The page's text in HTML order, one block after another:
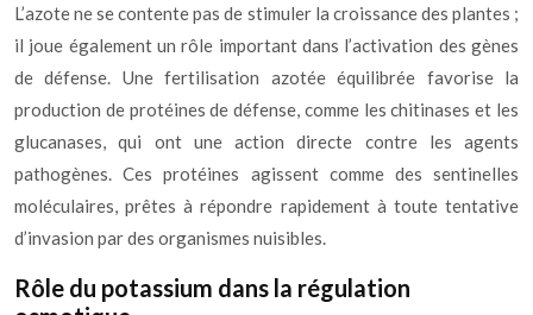
L’azote ne se contente pas de stimuler la croissance des plantes ;
il joue également un rôle important dans l’activation des gènes
de défense. Une fertilisation azotée équilibrée favorise la
production de protéines de défense, comme les chitinases et les
glucanases, qui ont une action directe contre les agents
pathogènes. Ces protéines agissent comme des sentinelles
moléculaires, prêtes à répondre rapidement à toute tentative
d’invasion par des organismes nuisibles.
Rôle du potassium dans la régulation